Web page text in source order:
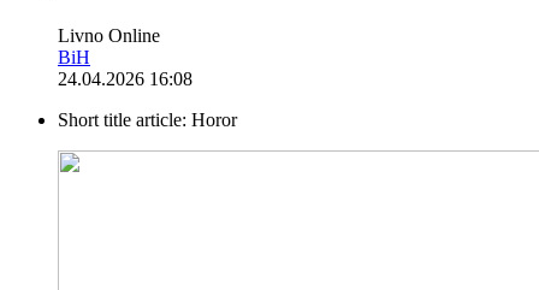
Livno Online
BiH
24.04.2026 16:08
Short title article: Horor